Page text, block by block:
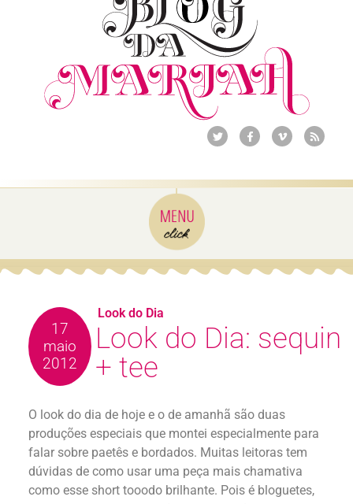
17
maio
2012
Look do Dia: sequin
+ tee
O look do dia de hoje e o de amanhã são duas
produções especiais que montei especialmente para
falar sobre paetês e bordados. Muitas leitoras tem
dúvidas de como usar uma peça mais chamativa
como esse short tooodo brilhante. Pois é bloguetes,
Look do Dia